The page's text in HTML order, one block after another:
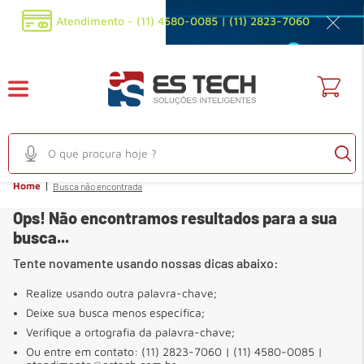
Atendimento - (11) 4580-0085 | (11) 2823-7060
O que procura hoje ?
TERMOS MAIS BUSCADOS
1º emaudioconferencia
2º emfiltro privacidade
4º em mouse
5º emsensor
6º emwebcam full hd 1080p 30fps preta
Home Busca não encontrada
Ops! Não encontramos resultados para a sua
busca...
Tente novamente usando nossas dicas abaixo:
Realize usando outra palavra-chave;
Deixe sua busca menos específica;
Verifique a ortografia da palavra-chave;
Ou entre em contato: (11) 2823-7060 | (11) 4580-0085 |